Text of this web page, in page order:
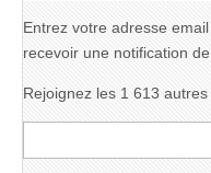
Entrez votre adresse
recevoir une notification
Rejoignez les 1 613
e-